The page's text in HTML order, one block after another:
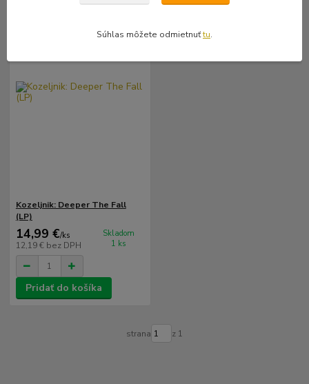
Kozeljnik: Deeper The Fall
(LP)
14,99 €/ks
12,19 € bez DPH
Skladom
1 ks
Pridať do košíka
strana z 1
Súhlas môžete odmietnuťtu.